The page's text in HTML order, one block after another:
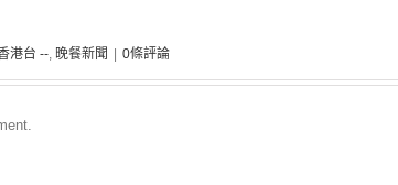
港台 --, 晚餐新聞 0條評論